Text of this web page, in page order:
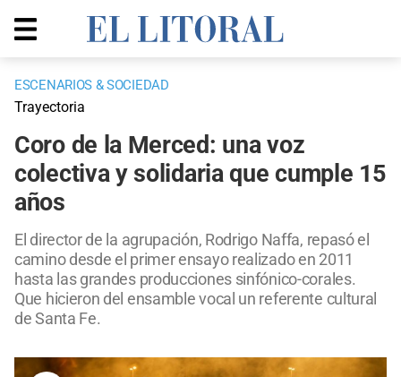
ESCENARIOS & SOCIEDAD
Trayectoria
Coro de la Merced: una voz
colectiva y solidaria que cumple 15
años
El director de la agrupación, Rodrigo Naffa, repasó el
camino desde el primer ensayo realizado en 2011
hasta las grandes producciones sinfónico-corales.
Que hicieron del ensamble vocal un referente cultural
de Santa Fe.